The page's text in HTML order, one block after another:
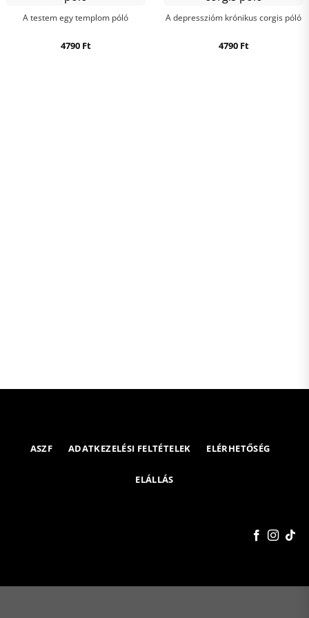
A testem egy templom póló
4790 Ft
A depresszióm krónikus corgis póló
4790 Ft
ASZF ADATKEZELÉSI FELTÉTELEK ELÉRHETŐSÉG
ELÁLLÁS